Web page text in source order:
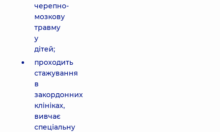
черепно-
мозкову
травму
у
дітей;
проходить
стажування
в
закордонних
клініках,
вивчає
спеціальну